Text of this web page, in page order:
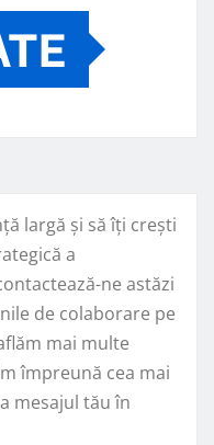
largă și să îți crești
a
ne astăzi
de colaborare pe
mai multe
împreună cea mai
mesajul tău în